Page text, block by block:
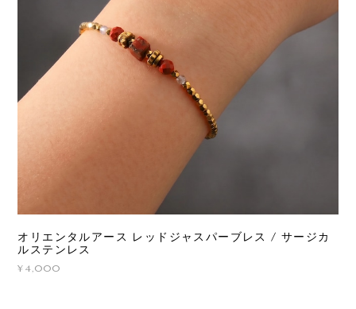
オリエンタルアース レッドジャスパーブレス / サージカ
ルステンレス
¥4,000